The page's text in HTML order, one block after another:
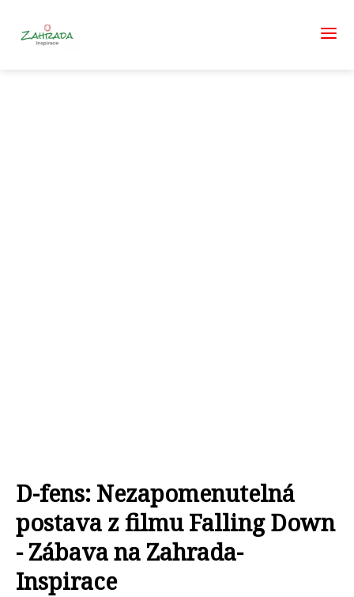
D-fens: Nezapomenutelná
postava z filmu Falling Down
- Zábava na Zahrada-
Inspirace